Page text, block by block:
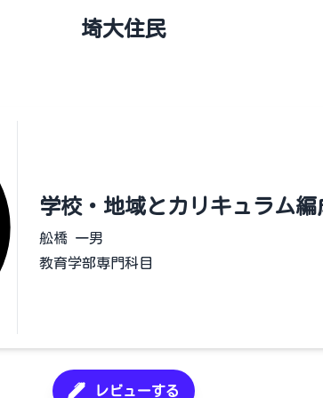
埼大住民
学校・地域とカリキュラム編
舩橋 一男
教育学部専門科目
レビューする